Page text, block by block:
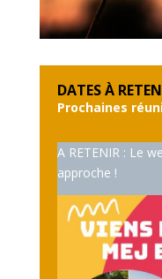
DATES À
Prochaines
A RETENIR : Le
approche !